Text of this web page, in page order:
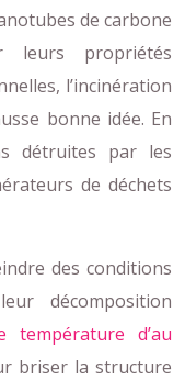
de carbone
leurs propriétés
l’incinération
bonne idée. En
détruites par les
de déchets
des conditions
décomposition
température d’au
briser la structure